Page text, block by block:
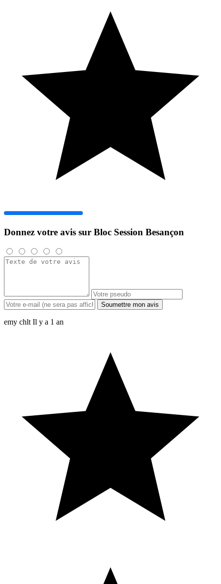
Donnez votre avis sur Bloc Session Besançon
Soumettre mon avis
emy chlt Il y a 1 an